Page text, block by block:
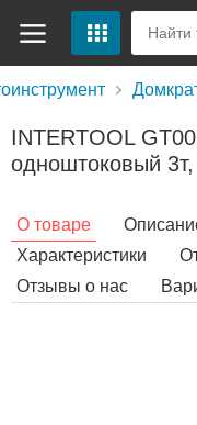
INTERTOOL
одноштоковый
О товаре
Характеристики
Отзывы о нас